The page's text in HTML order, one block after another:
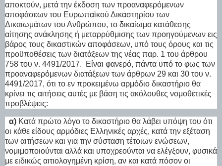
αποκτούν, μετά την έκδοση των προαναφερόμενων
αποφάσεων του Ευρωπαϊκού Δικαστηρίου των
Δικαιωμάτων του Ανθρώπου, το δικαίωμα κατάθεσης
αίτησης ανάκλησης ή μεταρρύθμισης των προηγούμενων εις
βάρος τους δικαστικών αποφάσεων, υπό τους όρους και τις
προϋποθέσεις των διατάξεων της νέας παρ. 1 του άρθρου
758 του ν. 4491/2017.
Είναι φανερό, πάντα υπό το φως των
προαναφερόμενων διατάξεων των άρθρων 29 και 30 του ν.
4491/2017, ότι το εν προκειμένω αρμόδιο δικαστήριο θα
κρίνει τις αιτήσεις αυτές με βάση τις ακόλουθες νομοθετικές
προβλέψεις:
α) Κατά πρώτο λόγο το δικαστήριο θα λάβει υπόψη του ότι
οι κάθε είδους αρμόδιες Ελληνικές αρχές, κατά την εξέταση
των αιτήσεων και για την σύσταση τέτοιων ενώσεων,
νομιμοποιούνται αλλά και υποχρεούνται να ελέγξουν, φυσικά
με ειδικώς αιτιολογημένη κρίση, αν και κατά πόσον οι